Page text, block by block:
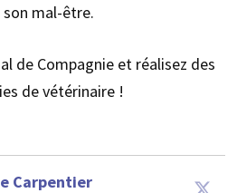
mal-être.
de Compagnie et réalisez des
de vétérinaire !
Carpentier